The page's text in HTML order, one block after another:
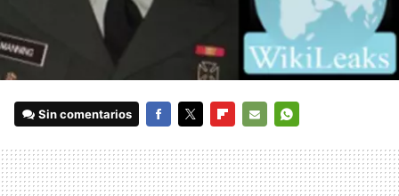
Sin comentarios
MAIL